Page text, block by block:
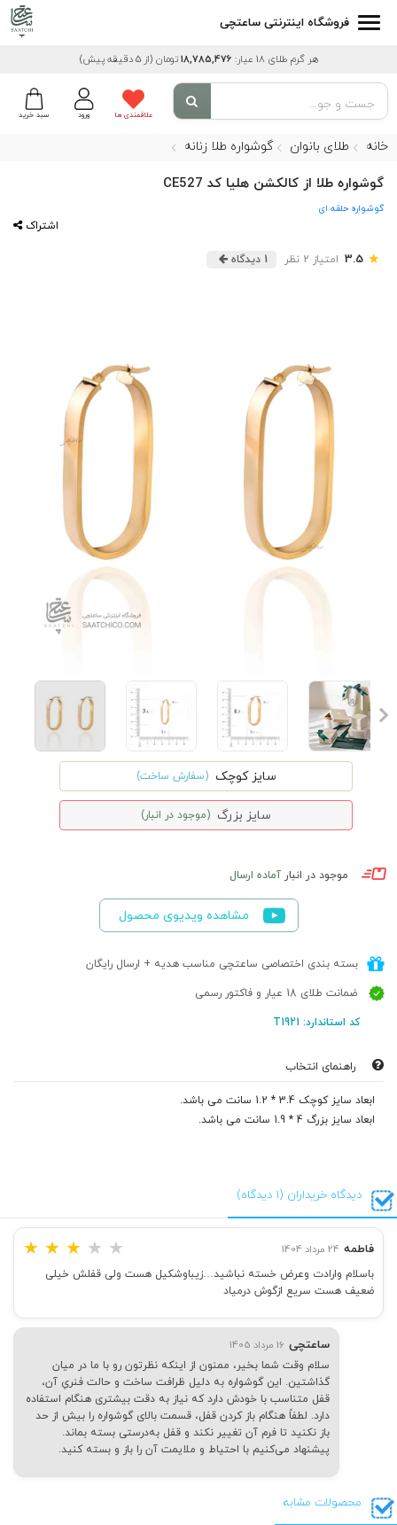
فروشگاه اینترنتی ساعتچی
هر گرم طلای 18 عیار: 18,785,476تومان (از 5 دقیقه پیش)
سبد خرید ورود علاقمندی ها
خانه طلای بانوان گوشواره طلا زنانه
گوشواره طلا از کالکشن هلیا کد CE527
گوشواره حلقه ای
اشتراک
★
3.5 امتیاز 2 نظر 1 دیدگاه
سایز کوچک (سفارش ساخت)
سایز بزرگ (موجود در انبار)
موجود در انبار آماده ارسال
مشاهده ویدیوی محصول
بسته بندی اختصاصی ساعتچی مناسب هدیه + ارسال رایگان
ضمانت طلای 18 عیار و فاکتور رسمی
کد استاندارد: T1921
راهنمای انتخاب
ابعاد سایز کوچک 3.4 * 1.2 سانت می باشد.
ابعاد سایز بزرگ 4 * 1.9 سانت می باشد.
دیدگاه خریداران (1 دیدگاه)
فاطمه 24 مرداد 1404 ★ ★ ★ ★ ★
باسلام وارادت وعرض خسته نباشید…زیباوشکیل هست ولی قفلش خیلی
ضعیف هست سریع ازگوش درمیاد
ساعتچی 16 مرداد 1405
سلام وقت شما بخیر، ممنون از اینکه نظرتون رو با ما در میان
گذاشتین. این گوشواره به دلیل ظرافت ساخت و حالت فنریِ آن،
قفل متناسب با خودش دارد که نیاز به دقت بیشتری هنگام استفاده
دارد. لطفاً هنگام باز کردن قفل، قسمت بالای گوشواره را بیش از حد
باز نکنید تا فرم آن تغییر نکند و قفل به‌درستی بسته بماند.
پیشنهاد می‌کنیم با احتیاط و ملایمت آن را باز و بسته کنید.
محصولات مشابه